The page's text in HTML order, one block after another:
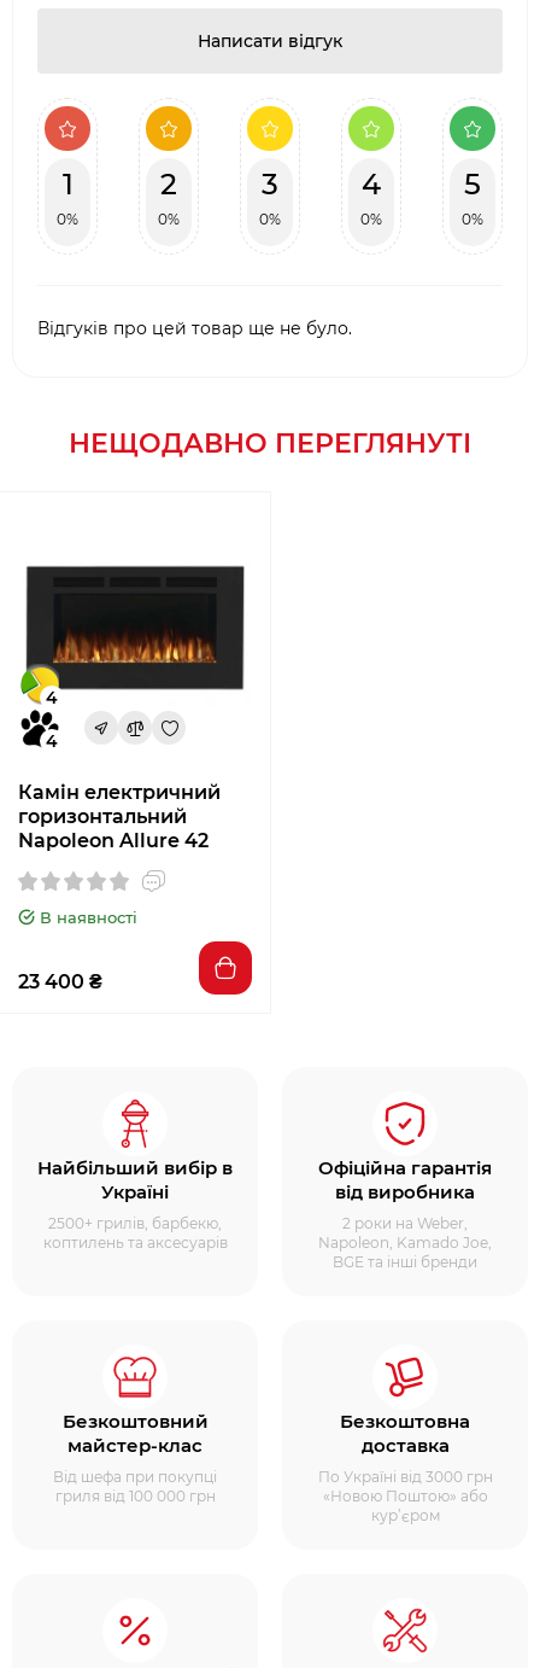
Написати відгук
1
0%
2
0%
3
0%
4
0%
5
0%
Відгуків про цей товар ще не було.
НЕЩОДАВНО ПЕРЕГЛЯНУТІ
4
4
Камін електричний
горизонтальний
Napoleon Allure 42
В наявності
23 400 ₴
Найбільший вибір в
Україні
2500+ грилів, барбекю,
коптилень та аксесуарів
Офіційна гарантія
від виробника
2 роки на Weber,
Napoleon, Kamado Joe,
BGE та інші бренди
Безкоштовний
майстер-клас
Від шефа при покупці
гриля від 100 000 грн
Безкоштовна
доставка
По Україні від 3000 грн
«Новою Поштою» або
кур’єром